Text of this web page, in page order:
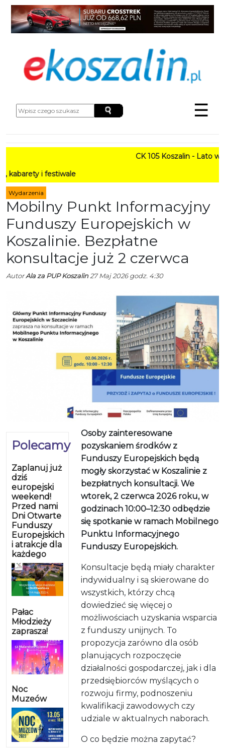
☰
CK 105 Koszalin - Lato w Mieście
i festiwale
Wydarzenia
Mobilny Punkt Informacyjny
Funduszy Europejskich w
Koszalinie. Bezpłatne
konsultacje już 2 czerwca
AutorAla za PUP Koszalin27 Maj 2026 godz. 4:30
Polecamy
Zaplanuj już
dziś
europejski
weekend!
Przed nami
Dni Otwarte
Funduszy
Europejskich
i atrakcje dla
każdego
Pałac
Młodzieży
zaprasza!
Noc
Muzeów
Osoby zainteresowane
pozyskaniem środków z
Funduszy Europejskich będą
mogły skorzystać w Koszalinie z
bezpłatnych konsultacji. We
wtorek, 2 czerwca 2026 roku, w
godzinach 10:00–12:30 odbędzie
się spotkanie w ramach Mobilnego
Punktu Informacyjnego
Funduszy Europejskich.
Konsultacje będą miały charakter
indywidualny i są skierowane do
wszystkich, którzy chcą
dowiedzieć się więcej o
możliwościach uzyskania wsparcia
z funduszy unijnych. To
propozycja zarówno dla osób
planujących rozpoczęcie
działalności gospodarczej, jak i dla
przedsiębiorców myślących o
rozwoju firmy, podnoszeniu
kwalifikacji zawodowych czy
udziale w aktualnych naborach.
O co będzie można zapytać?